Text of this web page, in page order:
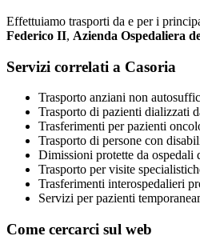
Effettuiamo trasporti da e per i
Federico II, Azienda Ospedaliera
Servizi correlati a Casoria
Trasporto anziani non
Trasporto di pazienti dializzati
Trasferimenti per pazienti
Trasporto di persone con
Dimissioni protette da
Trasporto per visite
Trasferimenti interospedalieri
Servizi per pazienti
Come cercarci sul web